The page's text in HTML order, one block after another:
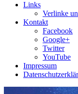
Links
Verlinke
Kontakt
Facebook
Google+
Twitter
YouTube
Impressum